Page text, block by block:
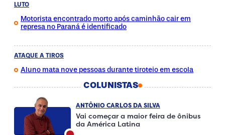
LUTO
Motorista encontrado morto após caminhão cair em
represa no Paraná é identificado
ATAQUE A TIROS
Aluno mata nove pessoas durante tiroteio em escola
COLUNISTAS
ANTÔNIO CARLOS DA SILVA
Vai começar a maior feira de ônibus
da América Latina